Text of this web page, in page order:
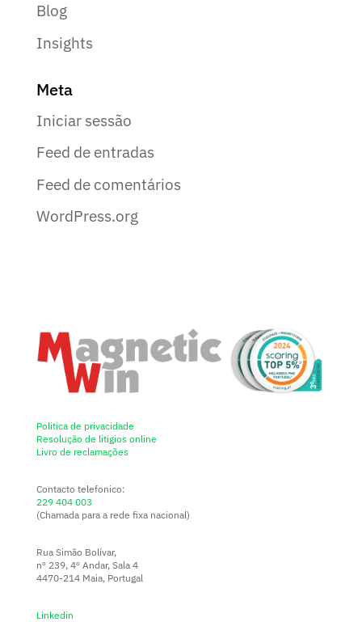
Blog
Insights
Meta
Iniciar sessão
Feed de entradas
Feed de comentários
WordPress.org
Politica de privacidade
Resolução de litigios online
Livro de reclamações
Contacto telefonico:
229 404 003
(Chamada para a rede fixa nacional)
Rua Simão Bolívar,
nº 239, 4º Andar, Sala 4
4470-214 Maia, Portugal
Linkedin